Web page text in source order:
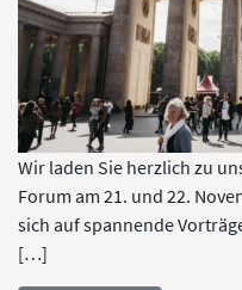
Wir laden Sie herzlich zu
Forum am 21. und 22.
sich auf spannende
[…]